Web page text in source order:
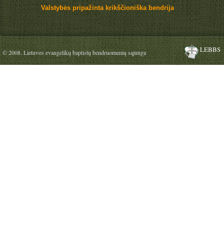
Valstybės pripažinta krikščioniška bendrija
© 2008. Lietuvos evangelikų baptistų bendruomenių sąjunga LEBBS